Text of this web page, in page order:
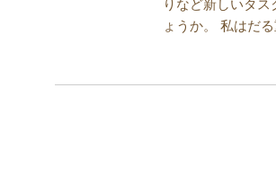
りなど新しいタ
ょうか。 私はだ